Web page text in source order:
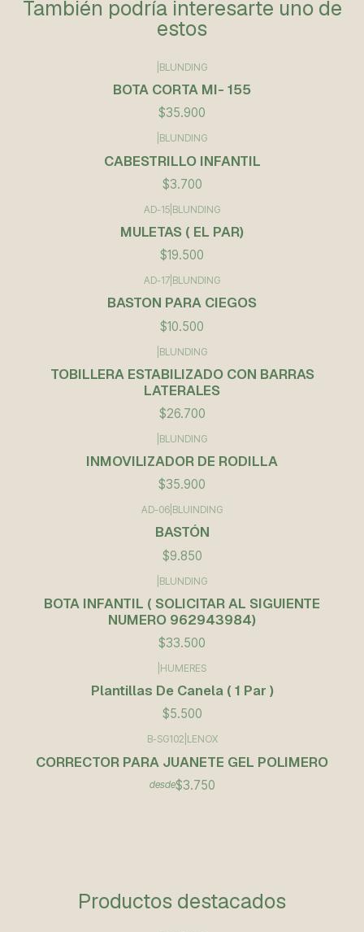
También podría interesarte uno de
estos
BLUNDING
BOTA CORTA MI- 155
$35.900
BLUNDING
CABESTRILLO INFANTIL
$3.700
AD-15 BLUNDING
MULETAS ( EL PAR)
$19.500
AD-17 BLUNDING
BASTON PARA CIEGOS
$10.500
BLUNDING
TOBILLERA ESTABILIZADO CON BARRAS
LATERALES
$26.700
BLUNDING
INMOVILIZADOR DE RODILLA
$35.900
AD-06 BLUINDING
BASTÓN
$9.850
BLUNDING
BOTA INFANTIL ( SOLICITAR AL SIGUIENTE
NUMERO 962943984)
$33.500
HUMERES
Plantillas De Canela ( 1 Par )
$5.500
B-SG102 LENOX
CORRECTOR PARA JUANETE GEL POLIMERO
desde$3.750
Productos destacados